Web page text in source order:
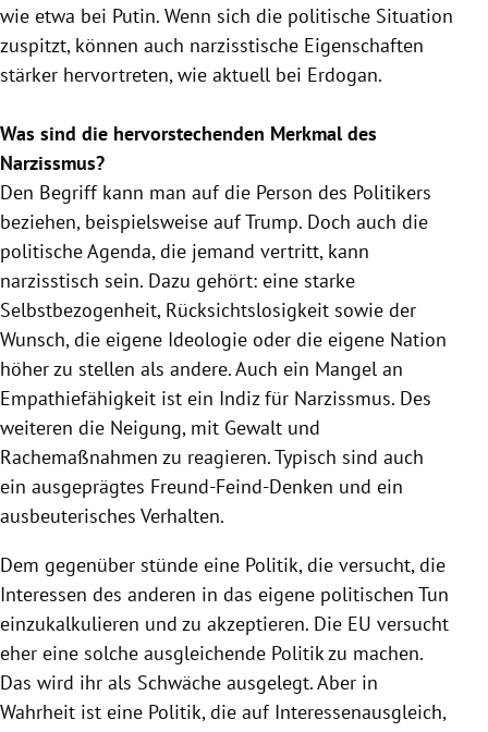
wie etwa bei Putin. Wenn sich die politische Situation
zuspitzt, können auch narzisstische Eigenschaften
stärker hervortreten, wie aktuell bei Erdogan.
Was sind die hervorstechenden Merkmal des
Narzissmus?
Den Begriff kann man auf die Person des Politikers
beziehen, beispielsweise aufTrump. Doch auch die
politische Agenda, die jemand vertritt, kann
narzisstisch sein. Dazu gehört: eine starke
Selbstbezogenheit, Rücksichtslosigkeit sowie der
Wunsch, die eigene Ideologie oder die eigene Nation
höher zu stellen als andere. Auch ein Mangel an
Empathiefähigkeit ist ein Indiz für Narzissmus. Des
weiteren die Neigung, mit Gewalt und
Rachemaßnahmen zu reagieren. Typisch sind auch
ein ausgeprägtes Freund-Feind-Denken und ein
ausbeuterisches Verhalten.
Dem gegenüber stünde eine Politik, die versucht, die
Interessen des anderen in das eigene politischen Tun
einzukalkulieren und zu akzeptieren. Die EU versucht
eher eine solche ausgleichende Politik zu machen.
Das wird ihr als Schwäche ausgelegt. Aber in
Wahrheit ist eine Politik, die auf Interessenausgleich,